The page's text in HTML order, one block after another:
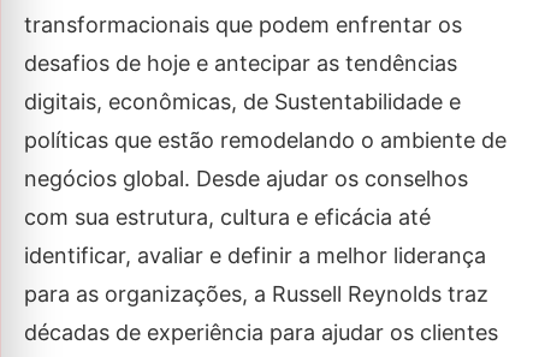
transformacionais que podem enfrentar os
desafios de hoje e antecipar as tendências
digitais, econômicas, de Sustentabilidade e
políticas que estão remodelando o ambiente de
negócios global. Desde ajudar os conselhos
com sua estrutura, cultura e eficácia até
identificar, avaliar e definir a melhor liderança
para as organizações, a Russell Reynolds traz
décadas de experiência para ajudar os clientes